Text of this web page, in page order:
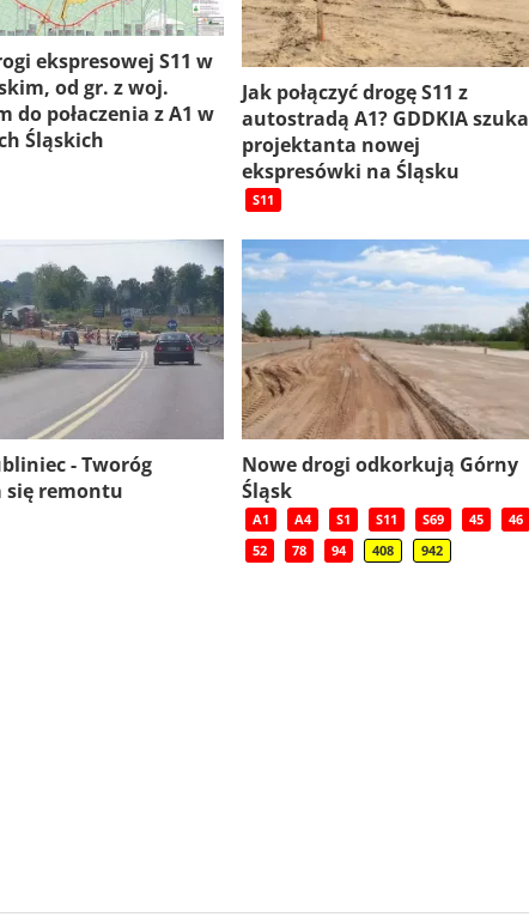
ekspresowej S11 w
od gr. z woj.
do połaczenia z A1 w
Śląskich
Jak połączyć drogę S11 z
autostradą A1? GDDKIA szuka
projektanta nowej
ekspresówki na Śląsku
S11
- Tworóg
się remontu
Nowe drogi odkorkują Górny
Śląsk
A1 A4 S1 S11 S69 45
46
52
78 94 408 942